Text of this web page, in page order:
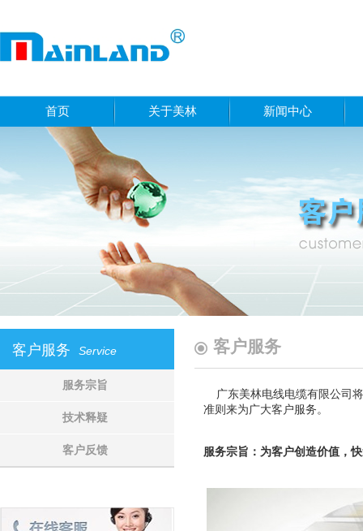
首页 关于美林 新闻中心
客户服务 Service 客户服务
服务宗旨
技术释疑
客户反馈
广东美林电线电缆有限公司
准则来为广大客户服务。
服务宗旨：为客户创造价值，